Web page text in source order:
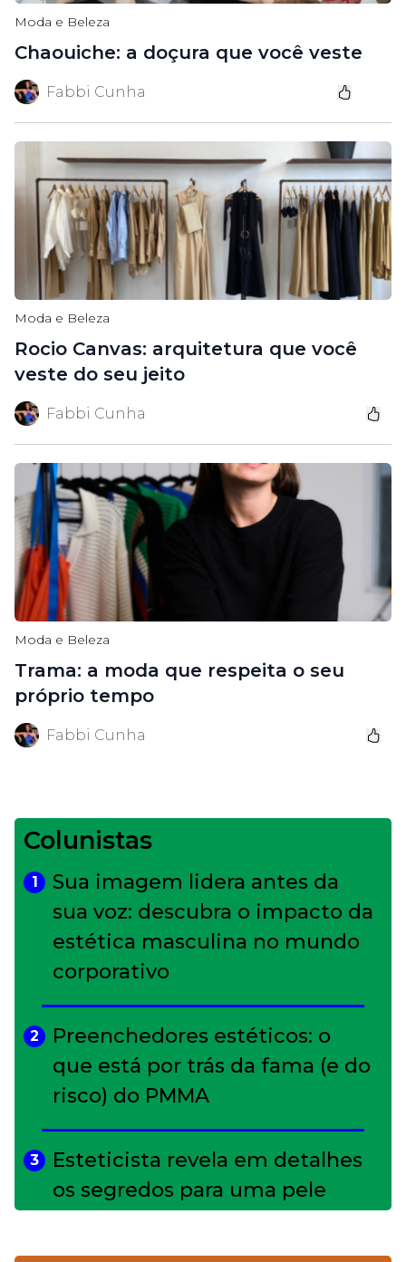
Moda e Beleza
Chaouiche: a doçura que você veste
Fabbi Cunha
Moda e Beleza
Rocio Canvas: arquitetura que você
veste do seu jeito
Fabbi Cunha
Moda e Beleza
Trama: a moda que respeita o seu
próprio tempo
Fabbi Cunha
Colunistas
1
Sua imagem lidera antes da
sua voz: descubra o impacto da
estética masculina no mundo
corporativo
2
Preenchedores estéticos: o
que está por trás da fama (e do
risco) do PMMA
3
Esteticista revela em detalhes
os segredos para uma pele